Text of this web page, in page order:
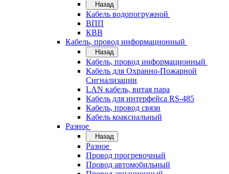
Назад
Кабель водопогружной
ВПП
КВВ
Кабель, провод информационный
Назад
Кабель, провод информационный
Кабель для Охранно-Пожарной
Сигнализации
LAN кабель, витая пара
Кабель для интерфейса RS-485
Кабель, провод связи
Кабель коаксиальный
Разное
Назад
Разное
Провод прогревочный
Провод автомобильный